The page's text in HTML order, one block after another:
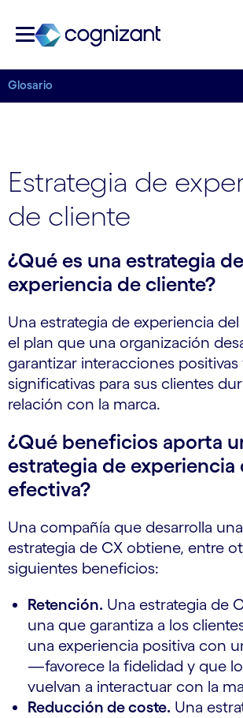
Glosario
Estrategia de
de cliente
¿Qué es una estrategia de
experiencia de cliente?
Una estrategia de experiencia del
el plan que una organización
garantizar interacciones positivas
significativas para sus clientes
relación con la marca.
¿Qué beneficios aporta
estrategia de experiencia
efectiva?
Una compañía que desarrolla
estrategia de CX obtiene, entre
siguientes beneficios:
Retención. Una estrategia de
una que garantiza a los
una experiencia positiva con
—favorece la fidelidad y que
vuelvan a interactuar con la
Reducción de coste. Una